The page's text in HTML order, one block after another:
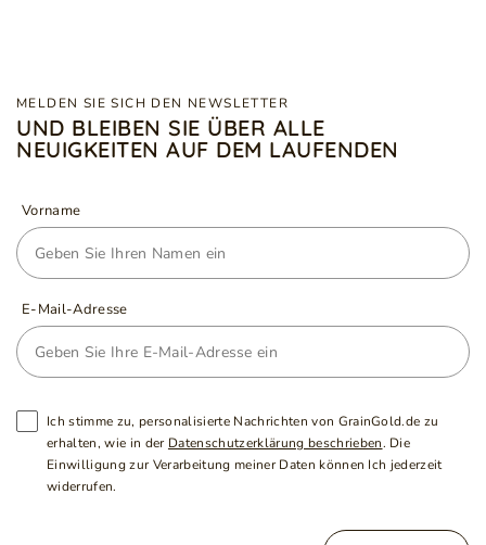
MELDEN SIE SICH DEN NEWSLETTER
UND BLEIBEN SIE ÜBER ALLE
NEUIGKEITEN AUF DEM LAUFENDEN
Vorname
E-Mail-Adresse
Ich stimme zu, personalisierte Nachrichten von GrainGold.de zu
erhalten, wie in der Datenschutzerklärung beschrieben. Die
Einwilligung zur Verarbeitung meiner Daten können Ich jederzeit
widerrufen.